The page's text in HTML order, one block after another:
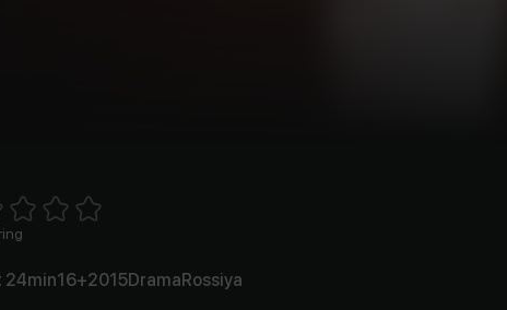
8 Stars
24min16+2015DramaRossiya